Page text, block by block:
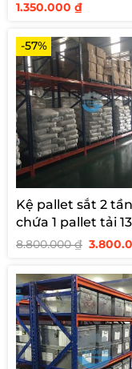
1.350.000 ₫
-57%
Kệ pallet sắt 2
chứa 1 pallet tải
8.800.000₫ Giá